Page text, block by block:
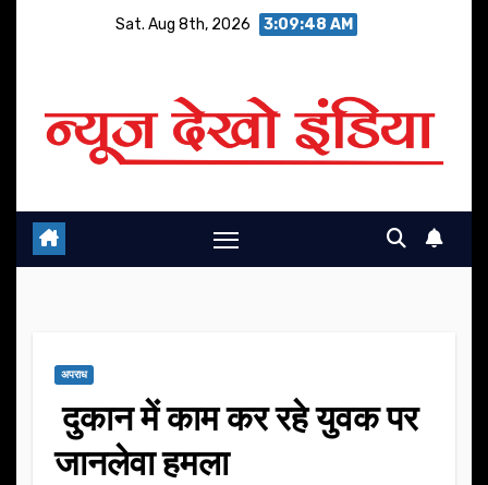
Sat. Aug 8th, 2026 3:09:48 AM
अपराध
दुकान में काम कर रहे युवक पर
जानलेवा हमला